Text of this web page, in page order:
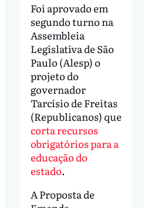
Foi aprovado em
segundo turno na
Assembleia
Legislativa de São
Paulo (Alesp) o
projeto do
governador
Tarcísio de Freitas
(Republicanos) que
corta recursos
obrigatórios para a
educação do
estado.
A Proposta de